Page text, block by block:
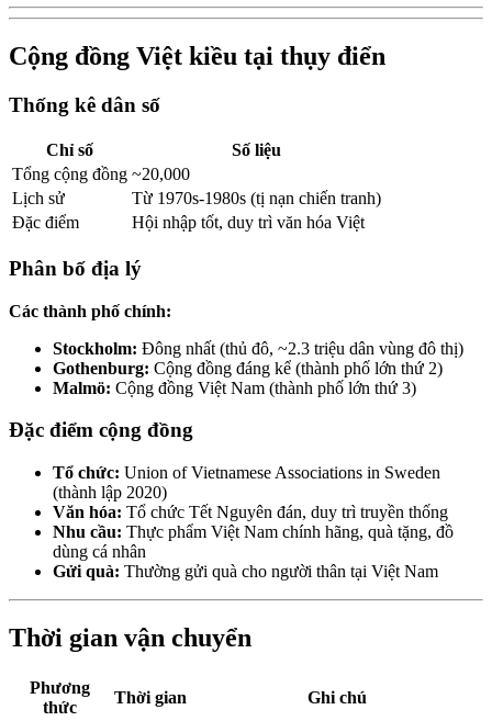
Cộng đồng Việt kiều tại thụy điển
Thống kê dân số
Chỉ số
Số liệu
Tổng cộng đồng ~20,000
Lịch sử
Từ 1970s-1980s (tị nạn chiến tranh)
Đặc điểm
Hội nhập tốt, duy trì văn hóa Việt
Phân bố địa lý
Các thành phố chính:
Stockholm: Đông nhất (thủ đô, ~2.3 triệu dân vùng đô thị)
Gothenburg: Cộng đồng đáng kể (thành phố lớn thứ 2)
Malmö: Cộng đồng Việt Nam (thành phố lớn thứ 3)
Đặc điểm cộng đồng
Tổ chức: Union of Vietnamese Associations in Sweden
(thành lập 2020)
Văn hóa: Tổ chức Tết Nguyên đán, duy trì truyền thống
Nhu cầu: Thực phẩm Việt Nam chính hãng, quà tặng, đồ
dùng cá nhân
Gửi quà: Thường gửi quà cho người thân tại Việt Nam
Thời gian vận chuyển
Phương
thức
Thời gian
Ghi chú